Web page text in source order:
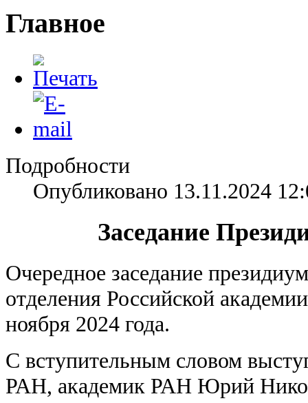
Главное
Подробности
Опубликовано 13.11.2024
Заседание
Очередное заседание
отделения Российской
ноября 2024 года.
С вступительным словом
РАН, академик РАН Юрий